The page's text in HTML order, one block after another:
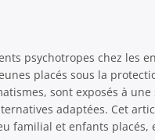
psychotropes chez les
placés sous la
sont exposés à
adaptées. Cet
familial et enfants